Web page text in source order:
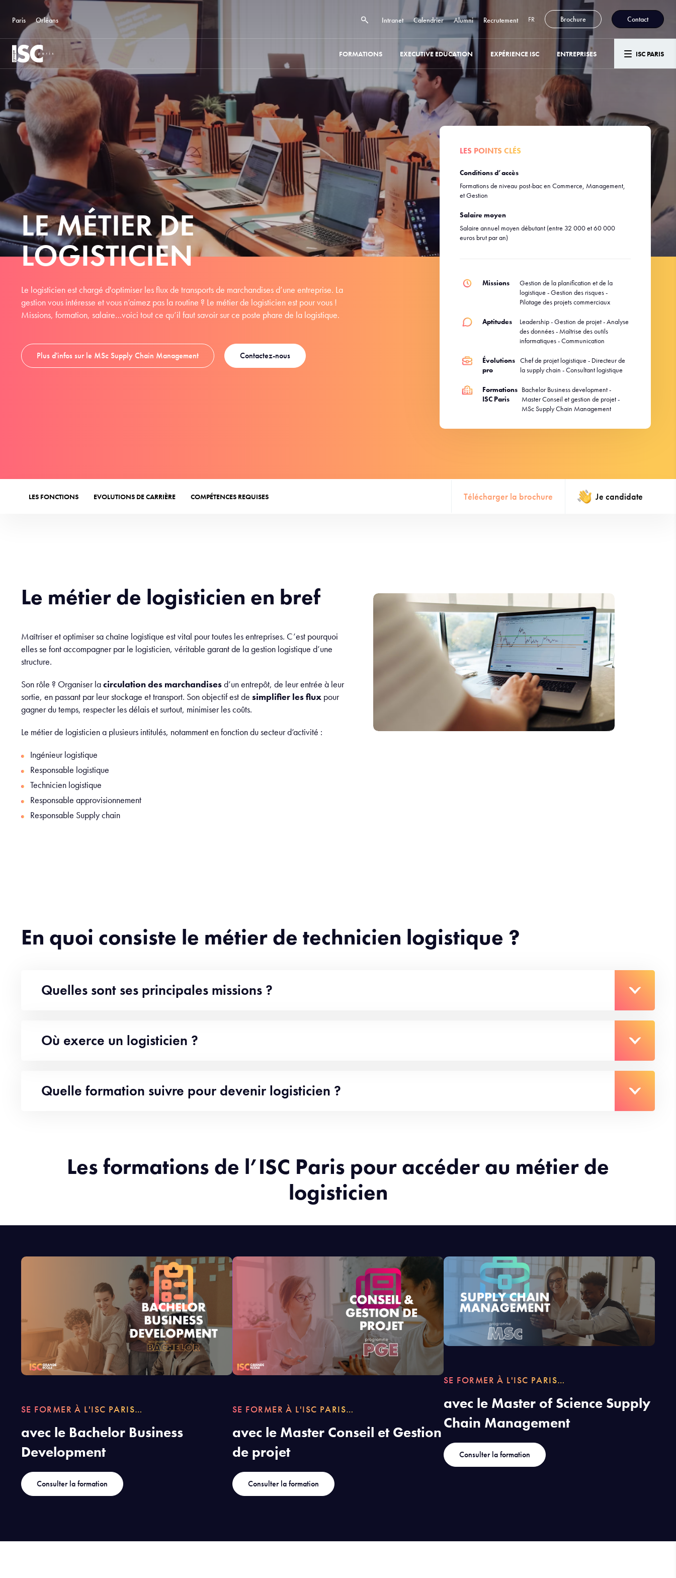
Paris Orléans Intranet Calendrier Alumni Recrutement FR Brochure Contact
FORMATIONS EXECUTIVE EDUCATION EXPÉRIENCE ISC ENTREPRISES ISC PARIS
LE MÉTIER DE
LOGISTICIEN
Le logisticien est chargé d'optimiser les flux de transports de marchandises d’une entreprise. La
gestion vous intéresse et vous n’aimez pas la routine ? Le métier de logisticien est pour vous !
Missions, formation, salaire…voici tout ce qu’il faut savoir sur ce poste phare de la logistique.
Plus d'infos sur le MSc Supply Chain Management Contactez-nous
LES POINTS CLÉS
Conditions d’accès
Formations de niveau post-bac en Commerce, Management,
et Gestion
Salaire moyen
Salaire annuel moyen débutant (entre 32 000 et 60 000
euros brut par an)
Missions
Gestion de la planification et de la
logistique - Gestion des risques -
Pilotage des projets commerciaux
Aptitudes
Leadership - Gestion de projet - Analyse
des données - Maîtrise des outils
informatiques - Communication
Évolutions
pro
Chef de projet logistique - Directeur de
la supply chain - Consultant logistique
Formations
ISC Paris
Bachelor Business development -
Master Conseil et gestion de projet -
MSc Supply Chain Management
LES FONCTIONS EVOLUTIONS DE CARRIÈRE COMPÉTENCES REQUISES Télécharger la brochure Je candidate
Le métier de logisticien en bref
Maîtriser et optimiser sa chaîne logistique est vital pour toutes les entreprises. C’est pourquoi
elles se font accompagner par le logisticien, véritable garant de la gestion logistique d’une
structure.
Son rôle ? Organiser lacirculation des marchandisesd’un entrepôt, de leur entrée à leur
sortie, en passant par leur stockage et transport. Son objectif est de simplifier les flux pour
gagner du temps, respecter les délais et surtout, minimiser les coûts.
Le métier de logisticien a plusieurs intitulés, notamment en fonction du secteur d’activité :
Ingénieur logistique
Responsable logistique
Technicien logistique
Responsable approvisionnement
Responsable Supply chain
En quoi consiste le métier de technicien logistique ?
Quelles sont ses principales missions ?
Où exerce un logisticien ?
Quelle formation suivre pour devenir logisticien ?
Les formations de l’ISC Paris pour accéder au métier de
logisticien
SE FORMER À L'ISC PARIS…
avec le Bachelor Business
Development
Consulter la formation
SE FORMER À L'ISC PARIS…
avec le Master Conseil et Gestion
de projet
Consulter la formation
SE FORMER À L'ISC PARIS…
avec le Master of Science Supply
Chain Management
Consulter la formation